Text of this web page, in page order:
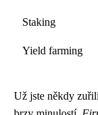
Staking
Yield farming
Už jste někdy